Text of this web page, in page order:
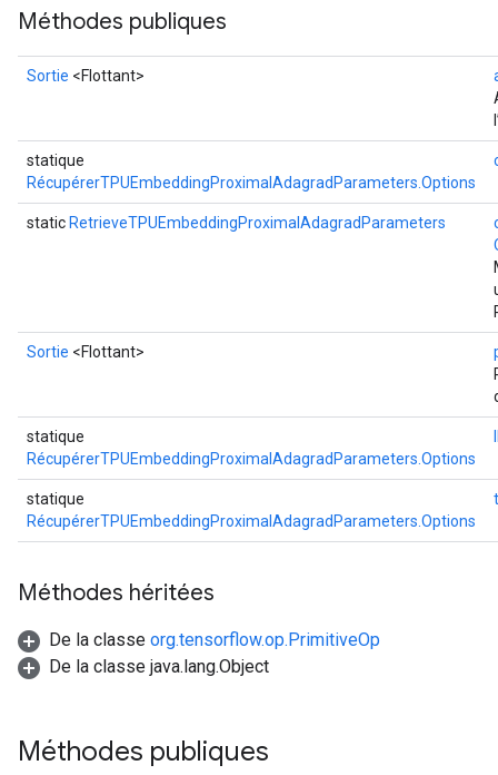
Méthodes publiques
Sortie <Flottant>
statique
RécupérerTPUEmbeddingProximalAdagradParameters.Options
static RetrieveTPUEmbeddingProximalAdagradParameters
Sortie <Flottant>
statique
RécupérerTPUEmbeddingProximalAdagradParameters.Options
statique
RécupérerTPUEmbeddingProximalAdagradParameters.Options
Méthodes héritées
De la classe org.tensorflow.op.PrimitiveOp
De la classe java.lang.Object
Méthodes publiques